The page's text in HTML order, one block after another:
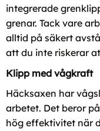
integrerade
grenar. Tack vare
alltid på säkert
att du inte riskerar
Klipp med vågkraft
Häcksaxen har
arbetet. Det beror
hög effektivitet när